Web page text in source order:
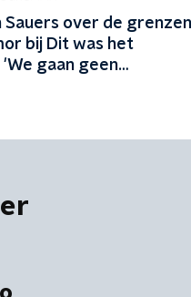
Sauers over de grenzen
bij Dit was het
'We gaan geen